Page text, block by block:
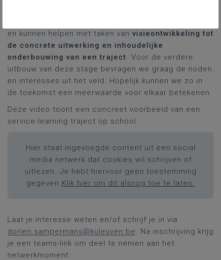
en kunnen helpen met taken van visieontwikkeling tot
de concrete uitwerking en inhoudelijke
onderbouwing van een traject. Voor de verdere
uitbouw van deze stage bevragen we graag de noden
en interesses uit het veld. Hopelijk kunnen we zo in
de toekomst een meerwaarde voor elkaar betekenen.
Deze video toont een concreet voorbeeld van een
service-learning traject op school.
Hier staat ingevoegde content uit een social
media netwerk dat cookies wil schrijven of
uitlezen. Je hebt hiervoor geen toestemming
gegeven. Klik hier om dit alsnog toe te laten.
Laat je interesse weten en/of schrijf je in via
dorien.sampermans@kuleuven.be. Na inschrijving krijg
je een teams-link om deel te nemen aan het
netwerkmoment.